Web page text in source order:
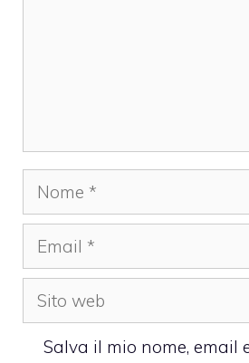
Nome
Email
Sito
web
Salva il mio nome, email